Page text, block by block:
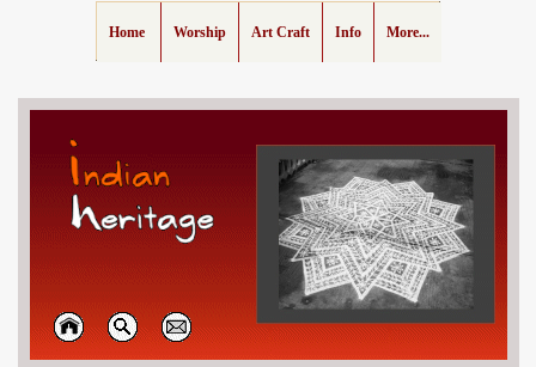
Home Worship Art Craft Info More...